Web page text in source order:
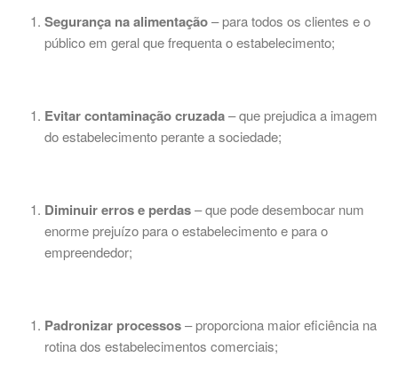
Segurança na alimentação– para todos os clientes e o
público em geral que frequenta o estabelecimento;
Evitar contaminação cruzada– que prejudica a imagem
do estabelecimento perante a sociedade;
Diminuir erros e perdas– que pode desembocar num
enorme prejuízo para o estabelecimento e para o
empreendedor;
Padronizar processos– proporciona maior eficiência na
rotina dos estabelecimentos comerciais;